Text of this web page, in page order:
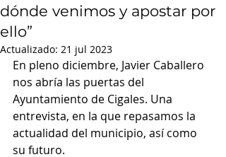
dónde venimos y apostar por
ello”
Actualizado: 21 jul 2023
En pleno diciembre, Javier Caballero
nos abría las puertas del
Ayuntamiento de Cigales. Una
entrevista, en la que repasamos la
actualidad del municipio, así como
su futuro.